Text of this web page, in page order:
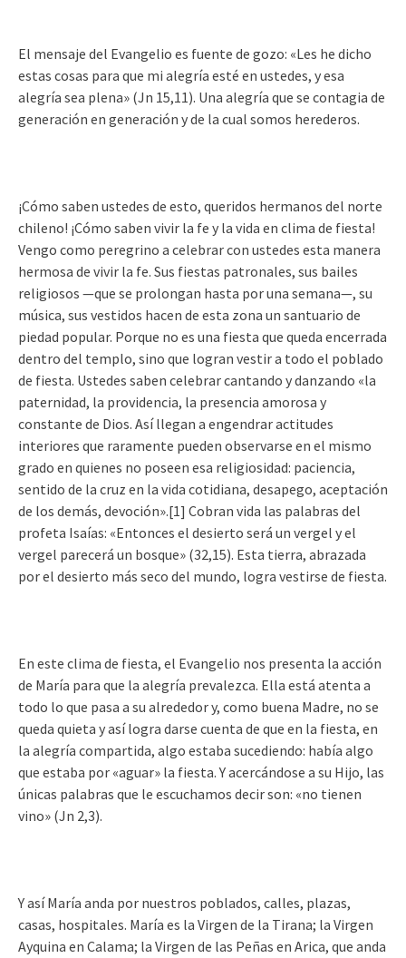
El mensaje del Evangelio es fuente de gozo: «Les he dicho
estas cosas para que mi alegría esté en ustedes, y esa
alegría sea plena» (Jn 15,11). Una alegría que se contagia de
generación en generación y de la cual somos herederos.
¡Cómo saben ustedes de esto, queridos hermanos del norte
chileno! ¡Cómo saben vivir la fe y la vida en clima de fiesta!
Vengo como peregrino a celebrar con ustedes esta manera
hermosa de vivir la fe. Sus fiestas patronales, sus bailes
religiosos —que se prolongan hasta por una semana—, su
música, sus vestidos hacen de esta zona un santuario de
piedad popular. Porque no es una fiesta que queda encerrada
dentro del templo, sino que logran vestir a todo el poblado
de fiesta. Ustedes saben celebrar cantando y danzando «la
paternidad, la providencia, la presencia amorosa y
constante de Dios. Así llegan a engendrar actitudes
interiores que raramente pueden observarse en el mismo
grado en quienes no poseen esa religiosidad: paciencia,
sentido de la cruz en la vida cotidiana, desapego, aceptación
de los demás, devoción».[1] Cobran vida las palabras del
profeta Isaías: «Entonces el desierto será un vergel y el
vergel parecerá un bosque» (32,15). Esta tierra, abrazada
por el desierto más seco del mundo, logra vestirse de fiesta.
En este clima de fiesta, el Evangelio nos presenta la acción
de María para que la alegría prevalezca. Ella está atenta a
todo lo que pasa a su alrededor y, como buena Madre, no se
queda quieta y así logra darse cuenta de que en la fiesta, en
la alegría compartida, algo estaba sucediendo: había algo
que estaba por «aguar» la fiesta. Y acercándose a su Hijo, las
únicas palabras que le escuchamos decir son: «no tienen
vino» (Jn 2,3).
Y así María anda por nuestros poblados, calles, plazas,
casas, hospitales. María es la Virgen de la Tirana; la Virgen
Ayquina en Calama; la Virgen de las Peñas en Arica, que anda